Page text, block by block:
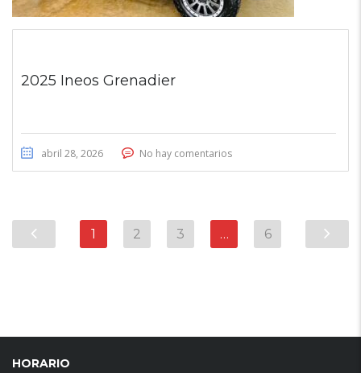
2025 Ineos Grenadier
abril 28, 2026 No hay comentarios
1 2 3 … 6
HORARIO